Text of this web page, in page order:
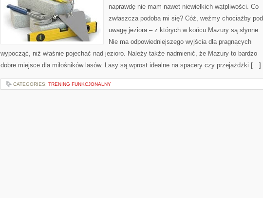
naprawdę nie mam nawet niewielkich wątpliwości. Co
zwłaszcza podoba mi się? Cóż, weźmy chociażby pod
uwagę jeziora – z których w końcu Mazury są słynne.
Nie ma odpowiedniejszego wyjścia dla pragnących
wypocząć, niż właśnie pojechać nad jezioro. Należy także nadmienić, że Mazury to bardzo
dobre miejsce dla miłośników lasów. Lasy są wprost idealne na spacery czy przejażdżki […]
CATEGORIES: TRENING FUNKCJONALNY